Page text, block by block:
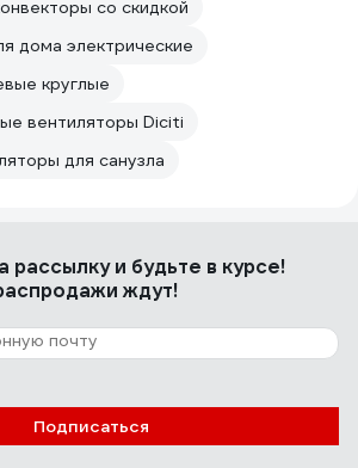
со скидкой
дома электрические
круглые
вентиляторы Diciti
для санузла
рассылкуи будьте в курсе!
ждут!
Подписаться